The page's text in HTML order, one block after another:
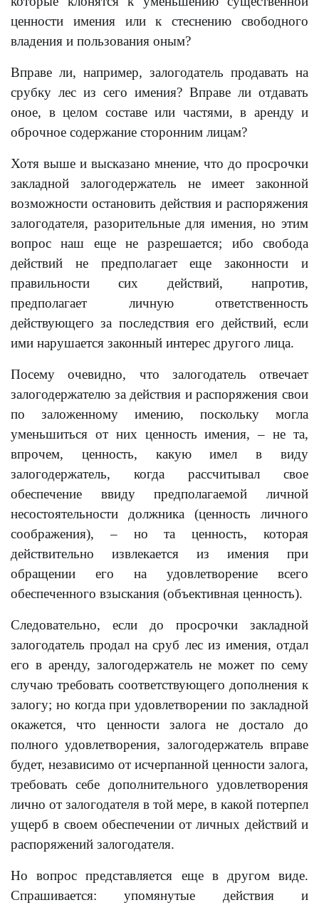
ценности имения или к стеснению свободного
владения и пользования оным?
Вправе ли, например, залогодатель продавать на
срубку лес из сего имения? Вправе ли отдавать
оное, в целом составе или частями, в аренду и
оброчное содержание сторонним лицам?
Хотя выше и высказано мнение, что до просрочки
закладной залогодержатель не имеет законной
возможности остановить действия и распоряжения
залогодателя, разорительные для имения, но этим
вопрос наш еще не разрешается; ибо свобода
действий не предполагает еще законности и
правильности сих действий, напротив,
предполагает личную ответственность
действующего за последствия его действий, если
ими нарушается законный интерес другого лица.
Посему очевидно, что залогодатель отвечает
залогодержателю за действия и распоряжения свои
по заложенному имению, поскольку могла
уменьшиться от них ценность имения, – не та,
впрочем, ценность, какую имел в виду
залогодержатель, когда рассчитывал свое
обеспечение ввиду предполагаемой личной
несостоятельности должника (ценность личного
соображения), – но та ценность, которая
действительно извлекается из имения при
обращении его на удовлетворение всего
обеспеченного взыскания (объективная ценность).
Следовательно, если до просрочки закладной
залогодатель продал на сруб лес из имения, отдал
его в аренду, залогодержатель не может по сему
случаю требовать соответствующего дополнения к
залогу; но когда при удовлетворении по закладной
окажется, что ценности залога не достало до
полного удовлетворения, залогодержатель вправе
будет, независимо от исчерпанной ценности залога,
требовать себе дополнительного удовлетворения
лично от залогодателя в той мере, в какой потерпел
ущерб в своем обеспечении от личных действий и
распоряжений залогодателя.
Но вопрос представляется еще в другом виде.
Спрашивается: упомянутые действия и